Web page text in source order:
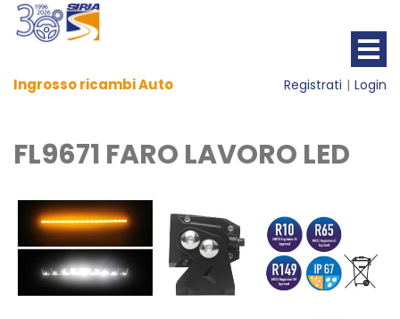
Ingrosso ricambi Auto Registrati Login
FL9671 FARO LAVORO LED